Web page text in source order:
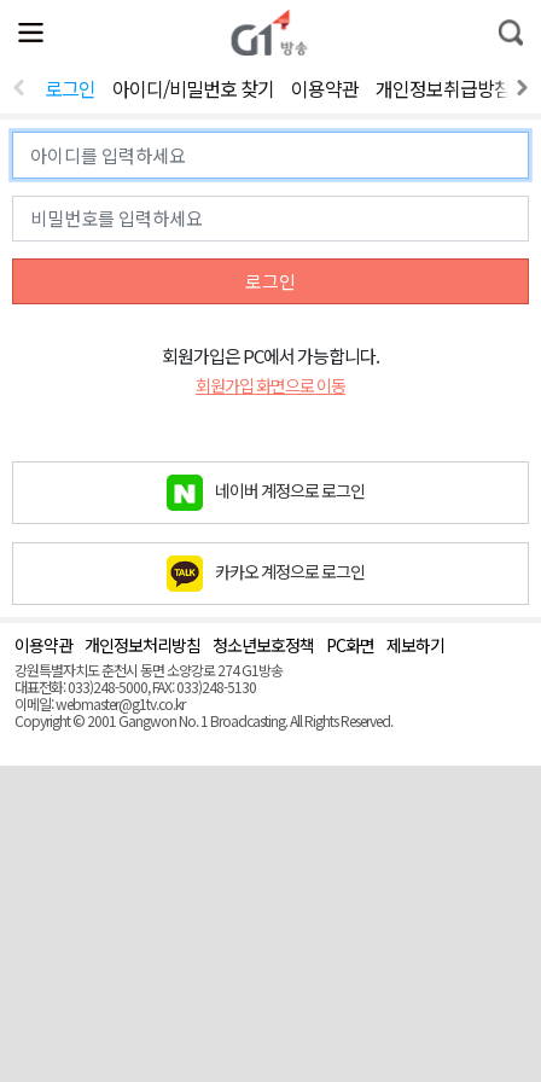
전
체
뉴
열
통
합
색
로그인 아이디/비밀번호 찾기 이용약관 개인정보취급방침
로그인
회원가입은 PC에서 가능합니다.
회원가입 화면으로 이동
네이버 계정으로 로그인
카카오 계정으로 로그인
이용약관 개인정보처리방침 청소년보호정책 PC화면 제보하기
강원특별자치도 춘천시 동면 소양강로 274 G1방송
대표전화: 033)248-5000, FAX: 033)248-5130
이메일: webmaster@g1tv.co.kr
Copyright © 2001 Gangwon No. 1 Broadcasting. All Rights Reserved.